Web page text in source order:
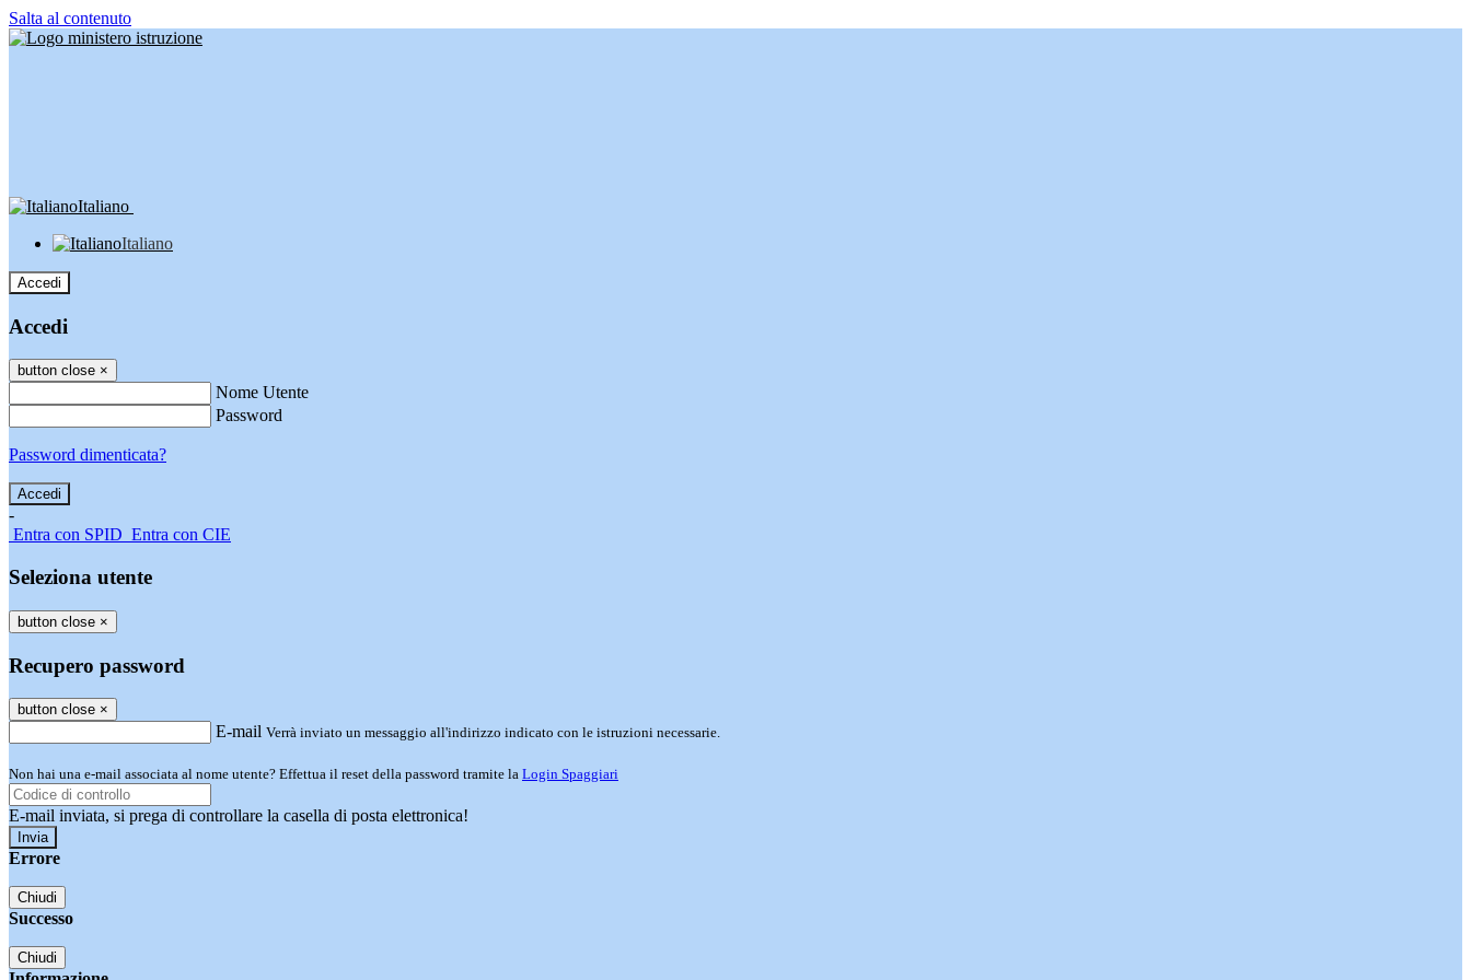
Salta al contenuto
Italiano
Italiano
Accedi
Accedi
button close ×
Nome Utente
Password
Password dimenticata?
-
Entra con SPID Entra con CIE
Seleziona utente
button close ×
Recupero password
button close ×
E-mail Verrà inviato un messaggio all'indirizzo indicato con le istruzioni necessarie.
Non hai una e-mail associata al nome utente? Effettua il reset della password tramite la Login Spaggiari
E-mail inviata, si prega di controllare la casella di posta elettronica!
Errore
Chiudi
Successo
Chiudi